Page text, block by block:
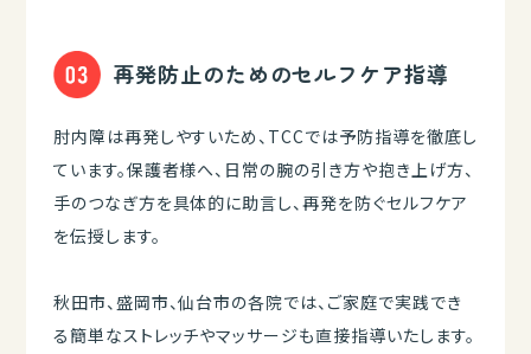
再発防止のためのセルフケア指導
肘内障は再発しやすいため、TCCでは予防指導を徹底し
ています。保護者様へ、日常の腕の引き方や抱き上げ方、
手のつなぎ方を具体的に助言し、再発を防ぐセルフケア
を伝授します。
秋田市、盛岡市、仙台市の各院では、ご家庭で実践でき
る簡単なストレッチやマッサージも直接指導いたします。